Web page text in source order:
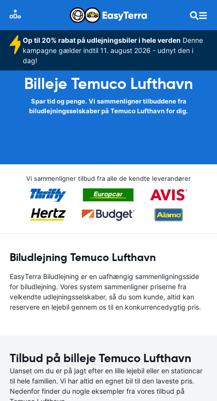
Op til 20% rabat på udlejningsbiler i hele verden Denne
kampagne gælder indtil 11. august 2026 - udnyt den i
dag!
Billeje Temuco Lufthavn
Spar tid og penge. Vi sammenligner tilbuddene fra
biludlejningsselskaber på Temuco Lufthavn for dig.
Vi sammenligner tilbud fra alle de kendte leverandører
Biludlejning Temuco Lufthavn
EasyTerra Biludlejning er en uafhængig sammenligningsside
for biludlejning. Vores system sammenligner priserne fra
velkendte udlejningsselskaber, så du som kunde, altid kan
reservere en lejebil gennem os til en konkurrencedygtig pris.
Tilbud på billeje Temuco Lufthavn
Uanset om du er på jagt efter en lille lejebil eller en stationcar
til hele familien. Vi har altid en egnet bil til den laveste pris.
Nedenfor finder du nogle eksempler fra vores tilbud på